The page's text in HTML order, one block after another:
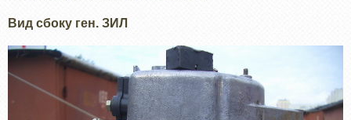
Вид сбоку ген. ЗИЛ